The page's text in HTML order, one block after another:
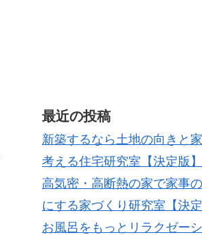
最近の投稿
新築するなら土地の向きと
考える住宅研究室【決定版】
高気密・高断熱の家で家事
にする家づくり研究室【決定
お風呂をもっとリラクゼー